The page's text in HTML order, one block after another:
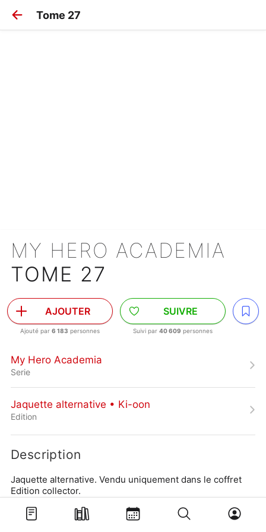
Tome 27
MY HERO ACADEMIA
TOME 27
AJOUTER
Ajouté par 6 183 personnes
SUIVRE
Suivi par 40 609 personnes
My Hero Academia
Serie
Jaquette alternative • Ki-oon
Edition
Description
Jaquette alternative. Vendu uniquement dans le coffret
Edition collector.